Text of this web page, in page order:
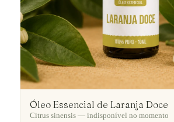
Óleo Essencial de Laranja Doce
Citrus sinensis — indisponível no momento